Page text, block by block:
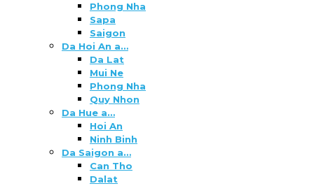
Phong Nha
Sapa
Saigon
Da Hoi An a…
Da Lat
Mui Ne
Phong Nha
Quy Nhon
Da Hue a…
Hoi An
Ninh Binh
Da Saigon a…
Can Tho
Dalat